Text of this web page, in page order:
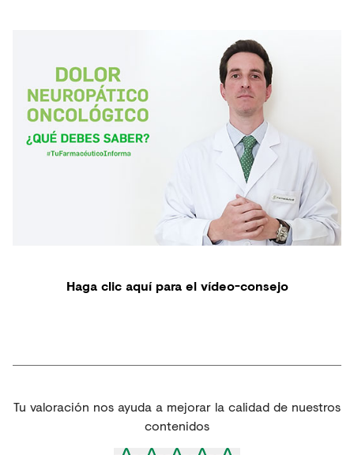
Haga clic aquí para el vídeo-consejo
Tu valoración nos ayuda a mejorar la calidad de nuestros
contenidos